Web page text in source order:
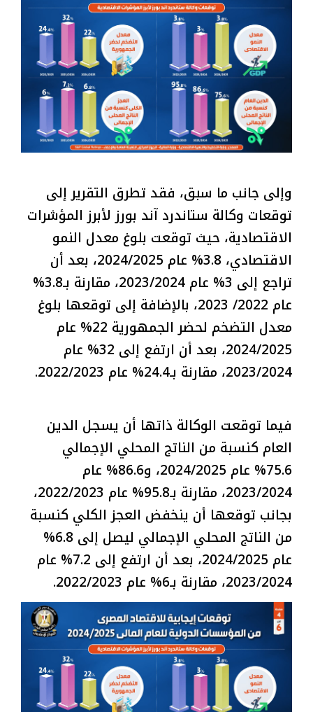
وإلى جانب ما سبق، فقد تطرق التقرير إلى
توقعات وكالة ستاندرد آند بورز لأبرز المؤشرات
الاقتصادية، حيث توقعت بلوغ معدل النمو
الاقتصادي، 3.8% عام 2024/2025، بعد أن
تراجع إلى 3% عام 2023/2024، مقارنة بـ3.8%
عام 2022/ 2023، بالإضافة إلى توقعها بلوغ
معدل التضخم لحضر الجمهورية 22% عام
2024/2025، بعد أن ارتفع إلى 32% عام
2023/2024، مقارنة بـ24.4% عام 2022/2023.
فيما توقعت الوكالة ذاتها أن يسجل الدين
العام كنسبة من الناتج المحلي الإجمالي
75.6% عام 2024/2025، و86.6% عام
2023/2024، مقارنة بـ95.8% عام 2022/2023،
بجانب توقعها أن ينخفض العجز الكلي كنسبة
من الناتج المحلي الإجمالي ليصل إلى 6.8%
عام 2024/2025، بعد أن ارتفع إلى 7.2% عام
2023/2024، مقارنة بـ6% عام 2022/2023.